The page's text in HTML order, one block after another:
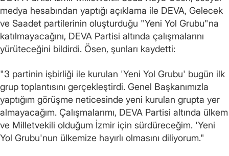
medya hesabından yaptığı açıklama ile DEVA, Gelecek
ve Saadet partilerinin oluşturduğu "Yeni Yol Grubu"na
katılmayacağını, DEVA Partisi altında çalışmalarını
yürüteceğini bildirdi. Ösen, şunları kaydetti:
"3 partinin işbirliği ile kurulan 'Yeni Yol Grubu' bugün ilk
grup toplantısını gerçekleştirdi. Genel Başkanımızla
yaptığım görüşme neticesinde yeni kurulan grupta yer
almayacağım. Çalışmalarımı, DEVA Partisi altında ülkem
ve Milletvekili olduğum İzmir için sürdüreceğim. 'Yeni
Yol Grubu'nun ülkemize hayırlı olmasını diliyorum."